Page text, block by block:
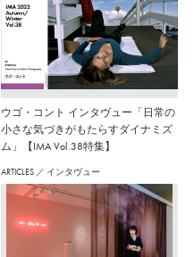
ウゴ・コント インタヴュー「日常の
小さな気づきがもたらすダイナミズ
ム」【IMA Vol.38特集】
ARTICLES ／ インタヴュー